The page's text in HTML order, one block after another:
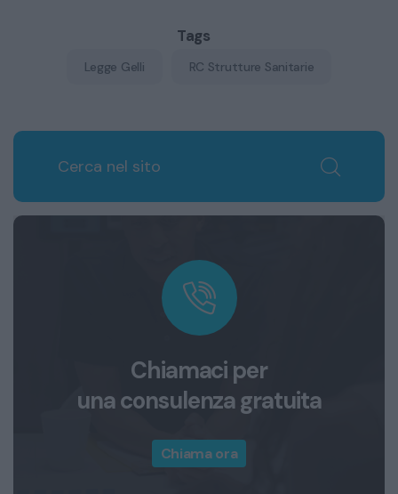
Tags
Legge Gelli RC Strutture Sanitarie
Chiamaci per
una consulenza gratuita
Chiama ora